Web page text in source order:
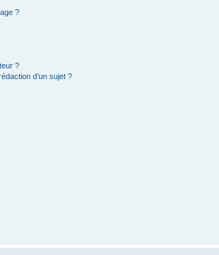
?
?
d’un sujet ?